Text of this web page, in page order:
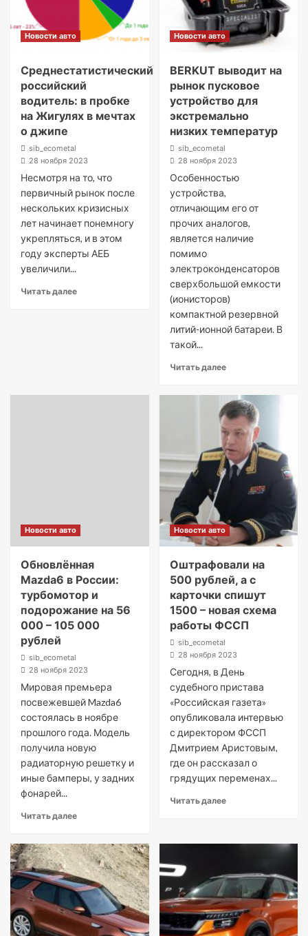
Новости авто
Среднестатистический
российский
водитель: в пробке
на Жигулях в мечтах
о джипе
sib_ecometal
28 ноября 2023
Несмотря на то, что
первичный рынок после
нескольких кризисных
лет начинает понемногу
укрепляться, и в этом
году эксперты АЕБ
увеличили...
Читать далее
Новости авто
BERKUT выводит на
рынок пусковое
устройство для
экстремально
низких температур
sib_ecometal
28 ноября 2023
Особенностью
устройства,
отличающим его от
прочих аналогов,
является наличие
помимо
электроконденсаторов
сверхбольшой емкости
(ионисторов)
компактной резервной
литий-ионной батареи. В
такой...
Читать далее
Новости авто
Обновлённая
Mazda6 в России:
турбомотор и
подорожание на 56
000 – 105 000
рублей
sib_ecometal
28 ноября 2023
Мировая премьера
посвежевшей Mazda6
состоялась в ноябре
прошлого года. Модель
получила новую
радиаторную решетку и
иные бамперы, у задних
фонарей...
Читать далее
Новости авто
Оштрафовали на
500 рублей, а с
карточки спишут
1500 – новая схема
работы ФССП
sib_ecometal
28 ноября 2023
Сегодня, в День
судебного пристава
«Российская газета»
опубликовала интервью
с директором ФССП
Дмитрием Аристовым,
где он рассказал о
грядущих переменах...
Читать далее